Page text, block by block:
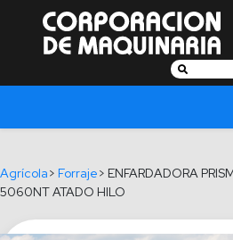
Buscar:
Agrícola> Forraje> ENFARDADORA
5060NT ATADO HILO